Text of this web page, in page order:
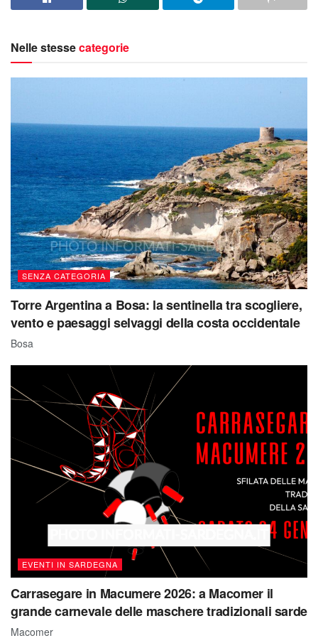
Nelle stessecategorie
SENZA CATEGORIA
Torre Argentina a Bosa: la sentinella tra scogliere,
vento e paesaggi selvaggi della costa occidentale
Bosa
EVENTI IN SARDEGNA
Carrasegare in Macumere 2026: a Macomer il
grande carnevale delle maschere tradizionali sarde
Macomer